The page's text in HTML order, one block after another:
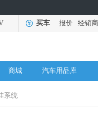
买车 报价 经销商
商城 汽车用品库
系统